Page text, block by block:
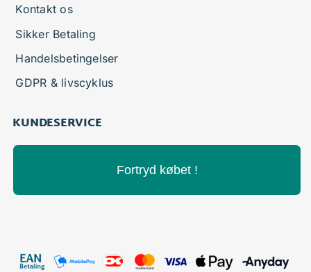
Kontakt os
Sikker Betaling
Handelsbetingelser
GDPR & livscyklus
KUNDESERVICE
Fortryd købet !